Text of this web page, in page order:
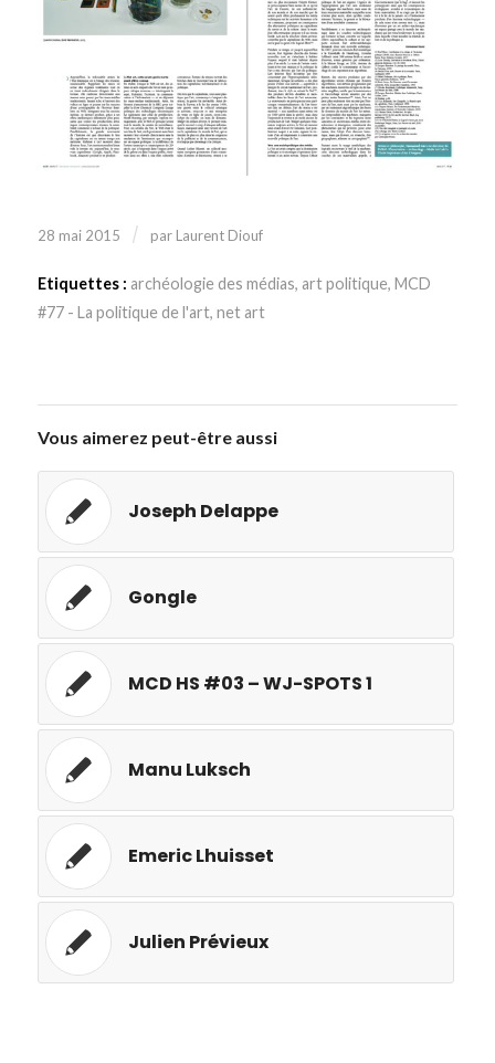
28 mai 2015 / par Laurent Diouf
Etiquettes : archéologie des médias, art politique, MCD
#77 - La politique de l'art, net art
Vous aimerez peut-être aussi
Joseph Delappe
Gongle
MCD HS #03 – WJ-SPOTS 1
Manu Luksch
Emeric Lhuisset
Julien Prévieux